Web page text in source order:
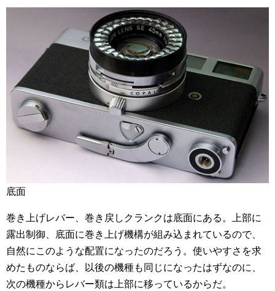
底面
巻き上げレバー、巻き戻しクランクは底面にある。上部に
露出制御、底面に巻き上げ機構が組み込まれているので、
自然にこのような配置になったのだろう。使いやすさを求
めたものならば、以後の機種も同じになったはずなのに、
次の機種からレバー類は上部に移っているからだ。